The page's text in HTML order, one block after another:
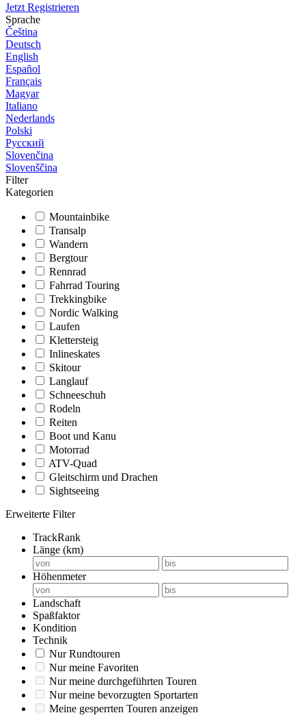
Jetzt Registrieren
Sprache
Čeština
Deutsch
English
Español
Français
Magyar
Italiano
Nederlands
Polski
Русский
Slovenčina
Slovenščina
Filter
Kategorien
Mountainbike
Transalp
Wandern
Bergtour
Rennrad
Fahrrad Touring
Trekkingbike
Nordic Walking
Laufen
Klettersteig
Inlineskates
Skitour
Langlauf
Schneeschuh
Rodeln
Reiten
Boot und Kanu
Motorrad
ATV-Quad
Gleitschirm und Drachen
Sightseeing
Erweiterte Filter
TrackRank
Länge (km)
Höhenmeter
Landschaft
Spaßfaktor
Kondition
Technik
Nur Rundtouren
Nur meine Favoriten
Nur meine durchgeführten Touren
Nur meine bevorzugten Sportarten
Meine gesperrten Touren anzeigen